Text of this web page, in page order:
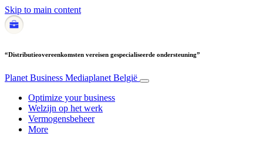
Skip to main content
“Distributieovereenkomsten vereisen gespecialiseerde ondersteuning”
Planet Business Mediaplanet België
Optimize your business
Welzijn op het werk
Vermogensbeheer
More